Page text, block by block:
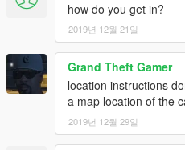
how do you get in?
2019년 12월 21일
Grand Theft Gamer
location instructions
a map location of the
2019년 12월 29일